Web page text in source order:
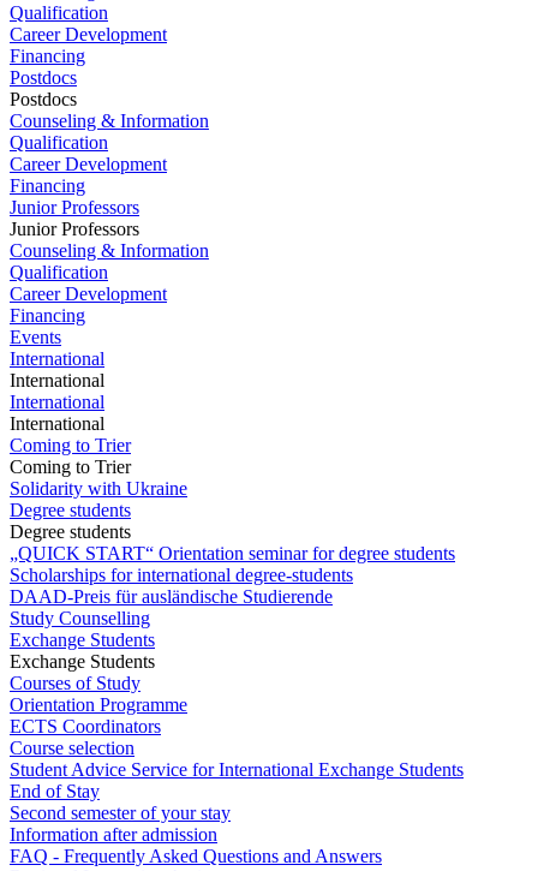
Qualification
Career Development
Financing
Postdocs
Postdocs
Counseling & Information
Qualification
Career Development
Financing
Junior Professors
Junior Professors
Counseling & Information
Qualification
Career Development
Financing
Events
International
International
International
International
Coming to Trier
Coming to Trier
Solidarity with Ukraine
Degree students
Degree students
„QUICK START“ Orientation seminar for degree students
Scholarships for international degree-students
DAAD-Preis für ausländische Studierende
Study Counselling
Exchange Students
Exchange Students
Courses of Study
Orientation Programme
ECTS Coordinators
Course selection
Student Advice Service for International Exchange Students
End of Stay
Second semester of your stay
Information after admission
FAQ - Frequently Asked Questions and Answers